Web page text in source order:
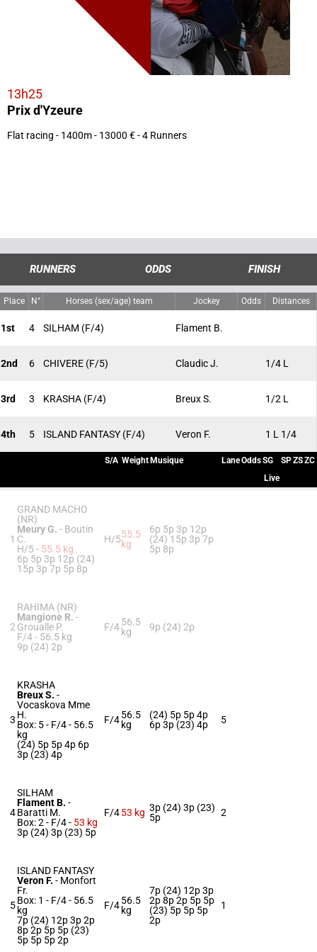
13h25
Prix d'Yzeure
Flat racing - 1400m - 13000 € - 4 Runners
RUNNERS ODDS FINISH
Place N° Horses (sex/age) team Jockey Odds Distances
1st 4 SILHAM (F/4) Flament B.
2nd 6 CHIVERE (F/5) Claudic J. 1/4 L
3rd 3 KRASHA (F/4) Breux S. 1/2 L
4th 5 ISLAND FANTASY (F/4) Veron F. 1 L 1/4
S/A Weight Musique LaneOddsSG SPZSZC
Live
1
GRAND MACHO
(NR)
Meury G. - Boutin
C.
H/5 - 55.5 kg
6p 5p 3p 12p (24)
15p 3p 7p 5p 8p
H/555.5
kg
6p 5p 3p 12p
(24) 15p 3p 7p
5p 8p
2
RAHIMA (NR)
Mangione R. -
Groualle P.
F/4 - 56.5 kg
9p (24) 2p
F/456.5
kg
9p (24) 2p
3
KRASHA
Breux S. -
Vocaskova Mme
H.
Box: 5 - F/4 - 56.5
kg
(24) 5p 5p 4p 6p
3p (23) 4p
F/456.5
kg
(24) 5p 5p 4p
6p 3p (23) 4p
5
4
SILHAM
Flament B. -
Baratti M.
Box: 2 - F/4 - 53 kg
3p (24) 3p (23) 5p
F/453 kg 3p (24) 3p (23)
5p
2
5
ISLAND FANTASY
Veron F. - Monfort
Fr.
Box: 1 - F/4 - 56.5
kg
7p (24) 12p 3p 2p
8p 2p 5p 5p (23)
5p 5p 5p 2p
F/456.5
kg
7p (24) 12p 3p
2p 8p 2p 5p 5p
(23) 5p 5p 5p
2p
1